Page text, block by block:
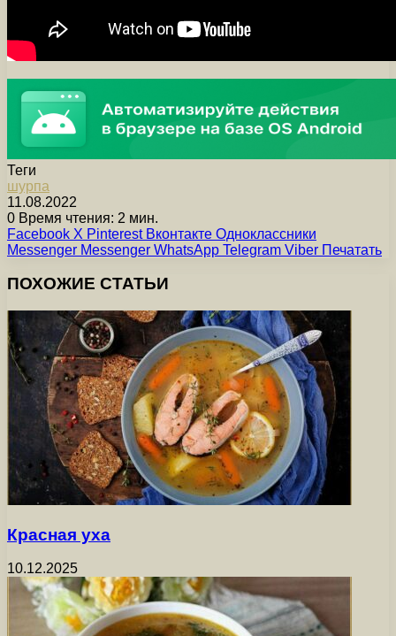
Теги
шурпа
11.08.2022
0 Время чтения: 2 мин.
Facebook X Pinterest Вконтакте Одноклассники
Messenger Messenger WhatsApp Telegram Viber Печатать
ПОХОЖИЕ СТАТЬИ
Красная уха
10.12.2025